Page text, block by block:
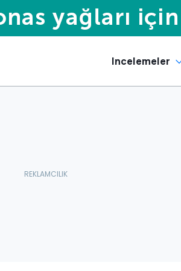
Incelemeler